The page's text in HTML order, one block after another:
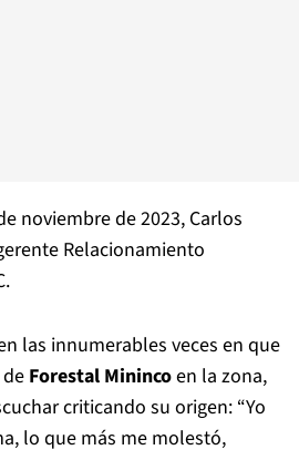
noviembre de 2023, Carlos
Relacionamiento
las innumerables veces en que
Forestal Minincoen la zona,
criticando su origen: “Yo
lo que más me molestó,